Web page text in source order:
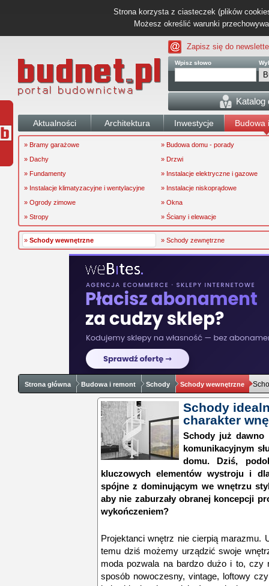
Strona korzysta z ciasteczek (plików
Możesz określić warunki
Zapisz się do
Wpisz słowo
Katalog
Aktualności Architektura Inwestycje Budowa
» Bramy garażowe
» Budowa domu - porady
» Dachy
» Drzwi
» Fundamenty
» Instalacje elektryczne i gazowe
» Instalacje klimatyzacyjne i wentylacyjne
» Instalacje niskoprądowe
» Ogrody zimowe
» Okna
» Stropy
» Ściany i elewacje
» Schody wewnętrzne » Schody zewnętrzne
Strona główna Budowa i remont Schody Schody wewnętrzne
Schody
charakter
Schody już dawno
komunikacyjnym
domu. Dziś,
kluczowych elementów wystroju i
spójne z dominującym we wnętrzu
aby nie zaburzały obranej koncepcji
wykończeniem?
Projektanci wnętrz nie cierpią marazmu.
temu dziś możemy urządzić swoje
moda pozwala na bardzo dużo i to, czy
sposób nowoczesny, vintage, loftowy